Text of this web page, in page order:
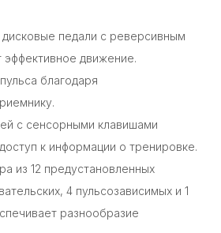
педали с реверсивным
движение.
благодаря
с сенсорными клавишами
к информации о тренировке.
из 12 предустановленных
4 пульсозависимых и 1
разнообразие